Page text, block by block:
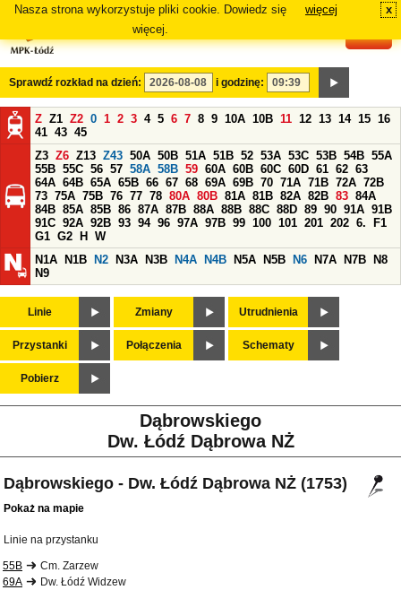
Nasza strona wykorzystuje pliki cookie. Dowiedz się
więcej.
więcej x
Sprawdź rozkład na dzień: i godzinę:
Z Z1 Z2 0 1 2 3 4 5 6 7 8 9 10A 10B 11 12 13 14 15 16
41 43 45
Z3 Z6 Z13 Z43 50A 50B 51A 51B 52 53A 53C 53B 54B 55A
55B 55C 56 57 58A 58B 59 60A 60B 60C 60D 61 62 63
64A 64B 65A 65B 66 67 68 69A 69B 70 71A 71B 72A 72B
73 75A 75B 76 77 78 80A 80B 81A 81B 82A 82B 83 84A
84B 85A 85B 86 87A 87B 88A 88B 88C 88D 89 90 91A 91B
91C 92A 92B 93 94 96 97A 97B 99 100 101 201 202 6.
F1
G1 G2 H
W
N1A
N1B N2 N3A N3B N4A N4B N5A N5B N6 N7A N7B
N8
N9
Linie Zmiany Utrudnienia
Przystanki Połączenia Schematy
Pobierz
Dąbrowskiego
Dw. Łódź Dąbrowa NŻ
Dąbrowskiego - Dw. Łódź Dąbrowa NŻ (1753)
Pokaż na mapie
Linie na przystanku
55B
Cm. Zarzew
69A
Dw. Łódź Widzew